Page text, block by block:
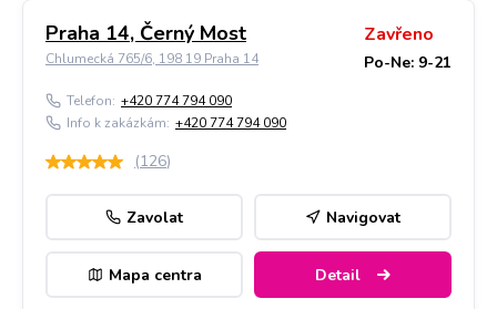
Praha 14, Černý Most
Chlumecká 765/6, 198 19 Praha 14
Zavřeno
Po-Ne: 9-21
Telefon: +420 774 794 090
Info k zakázkám: +420 774 794 090
(126)
Zavolat Navigovat
Mapa centra Detail